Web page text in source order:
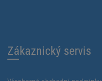
Zákaznický servis